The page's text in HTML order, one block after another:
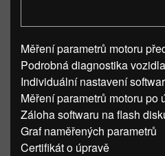
Měření parametrů motoru
Podrobná diagnostika vozidla
Individuální nastavení
Měření parametrů motoru po
Záloha softwaru na flash
Graf naměřených parametrů
Certifikát o úpravě